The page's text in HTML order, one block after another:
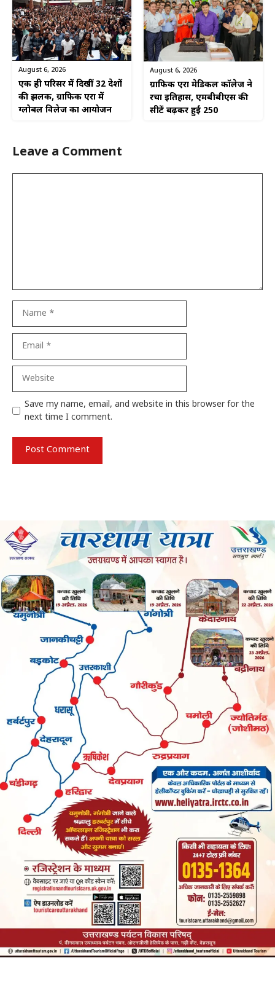
August 6, 2026
एक ही परिसर में दिखीं 32 देशों
की झलक, ग्राफिक एरा में
ग्लोबल विलेज का आयोजन
August 6, 2026
ग्राफिक एरा मेडिकल कॉलेज ने
रचा इतिहास, एमबीबीएस की
सीटें बढ़कर हुईं 250
Leave a Comment
Website
Save my name, email, and website in this browser for the
next time I comment.